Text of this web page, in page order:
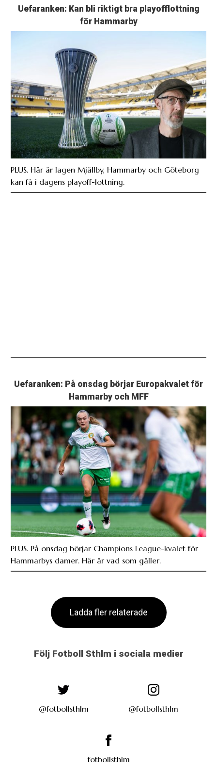
Uefaranken: Kan bli riktigt bra playofflottning
för Hammarby
PLUS. Här är lagen Mjällby, Hammarby och Göteborg
kan få i dagens playoff-lottning.
Uefaranken: På onsdag börjar Europakvalet för
Hammarby och MFF
PLUS. På onsdag börjar Champions League-kvalet för
Hammarbys damer. Här är vad som gäller.
Ladda fler relaterade
Följ Fotboll Sthlm i sociala medier
@fotbollsthlm @fotbollsthlm
fotbollsthlm